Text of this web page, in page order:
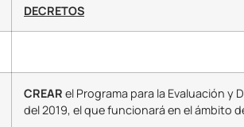
DECRETOS
CREAR el Programa para la Evaluación
del 2019, el que funcionará en el ámbito